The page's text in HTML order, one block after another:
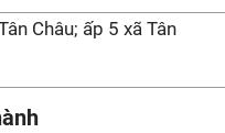
Châu; ấp 5 xã Tân